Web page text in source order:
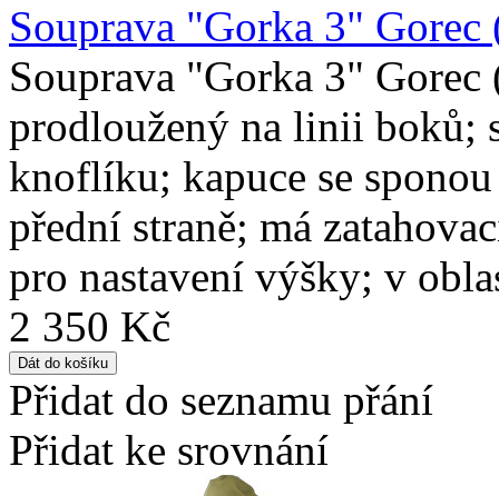
Souprava "Gorka 3"
Souprava "Gorka 3"
prodloužený na linii boků;
knoflíku; kapuce se
přední straně; má
pro nastavení výšky; v
2 350 Kč
Přidat do seznamu přání
Přidat ke srovnání